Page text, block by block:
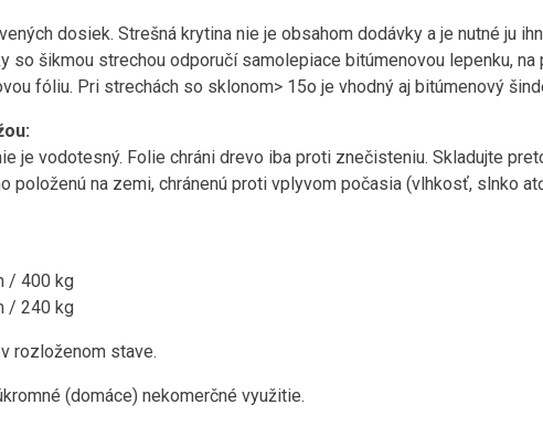
dosiek. Strešná krytina nie je obsahom dodávky a je nutné ju
so šikmou strechou odporučí samolepiace bitúmenovou lepenku,
fóliu. Pri strechách so sklonom> 15o je vhodný aj bitúmenový
je vodotesný. Folie chráni drevo iba proti znečisteniu. Skladujte
položenú na zemi, chránenú proti vplyvom počasia (vlhkosť, slnko
/ 400 kg
/ 240 kg
rozloženom stave.
​​(domáce) nekomerčné využitie.